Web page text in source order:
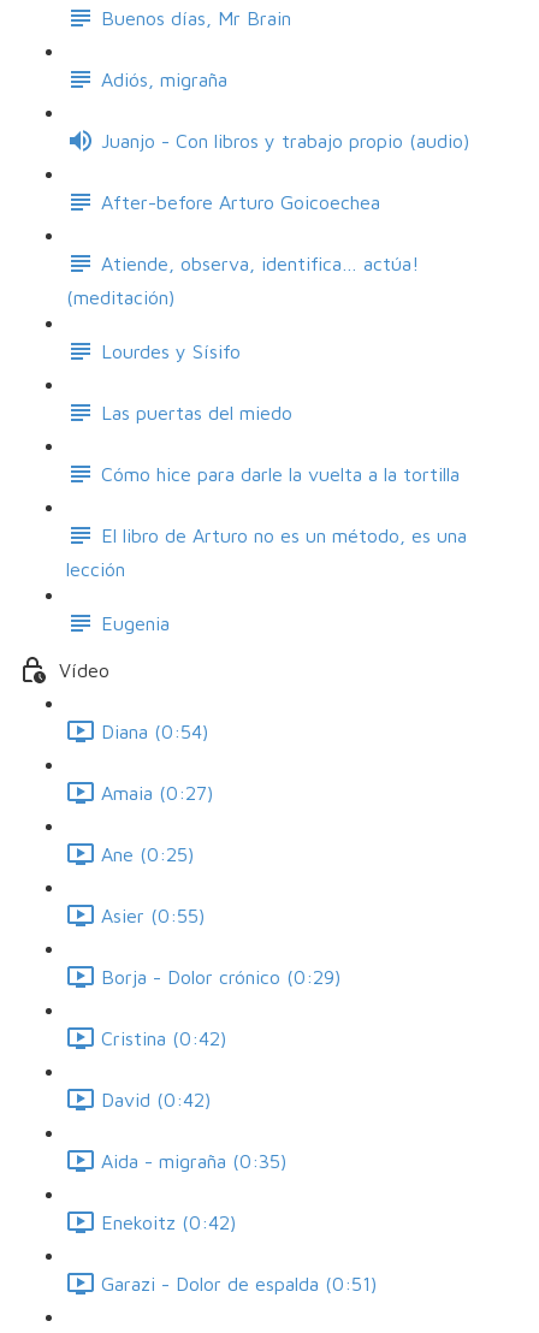
Buenos días, Mr Brain
Adiós, migraña
Juanjo - Con libros y trabajo propio (audio)
After-before Arturo Goicoechea
Atiende, observa, identifica… actúa!
(meditación)
Lourdes y Sísifo
Las puertas del miedo
Cómo hice para darle la vuelta a la tortilla
El libro de Arturo no es un método, es una
lección
Eugenia
Vídeo
Diana (0:54)
Amaia (0:27)
Ane (0:25)
Asier (0:55)
Borja - Dolor crónico (0:29)
Cristina (0:42)
David (0:42)
Aida - migraña (0:35)
Enekoitz (0:42)
Garazi - Dolor de espalda (0:51)